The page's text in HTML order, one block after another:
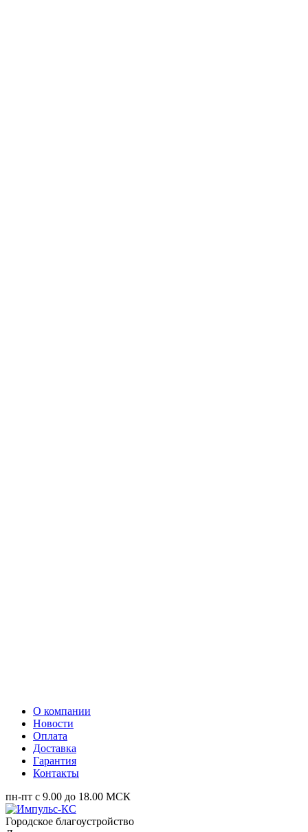
О компании
Новости
Оплата
Доставка
Гарантия
Контакты
пн-пт с 9.00 до 18.00 МСК
Городское благоустройство